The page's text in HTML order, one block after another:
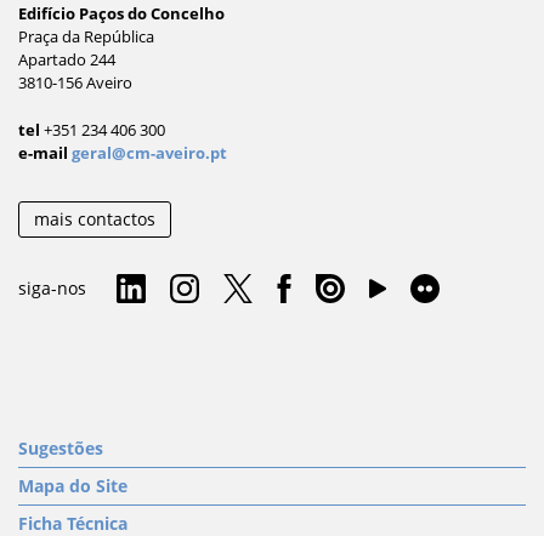
Edifício Paços do Concelho
Praça da República
Apartado 244
3810-156 Aveiro
tel +351 234 406 300
e-mail geral@cm-aveiro.pt
mais contactos
siga-nos
Sugestões
Mapa do Site
Ficha Técnica